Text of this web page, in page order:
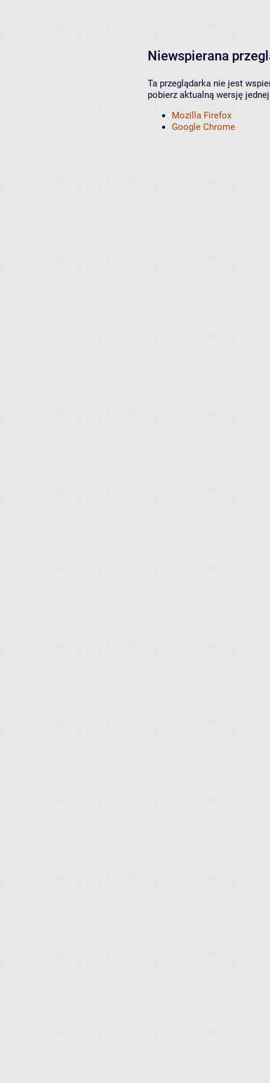
Niewspierana
Ta przeglądarka nie jest
pobierz aktualną wersję
Mozilla Firefox
Google Chrome